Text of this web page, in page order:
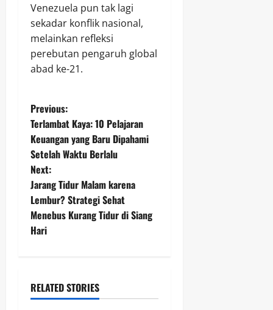
Venezuela pun tak lagi
sekadar konflik nasional,
melainkan refleksi
perebutan pengaruh global
abad ke-21.
P
o
s
t
n
a
i
Previous:
Terlambat Kaya: 10 Pelajaran
Keuangan yang Baru Dipahami
Setelah Waktu Berlalu
Next:
Jarang Tidur Malam karena
Lembur? Strategi Sehat
Menebus Kurang Tidur di Siang
Hari
RELATED STORIES